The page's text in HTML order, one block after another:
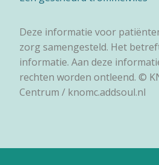
Deze informatie voor
zorg samengesteld. Het
informatie. Aan deze
rechten worden ontleend. ©
Centrum / knomc.addsoul.nl